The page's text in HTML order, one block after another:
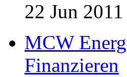
22 Jun 2011
MCW
Finanzieren